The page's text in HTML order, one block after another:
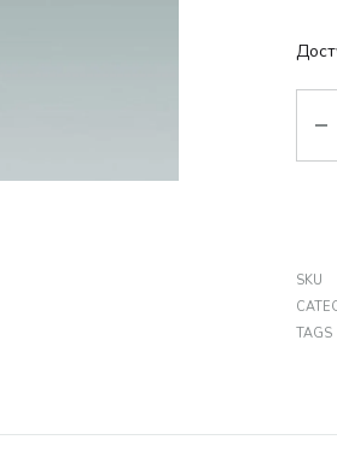
SKU
TAGS